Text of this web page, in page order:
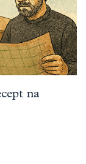
na